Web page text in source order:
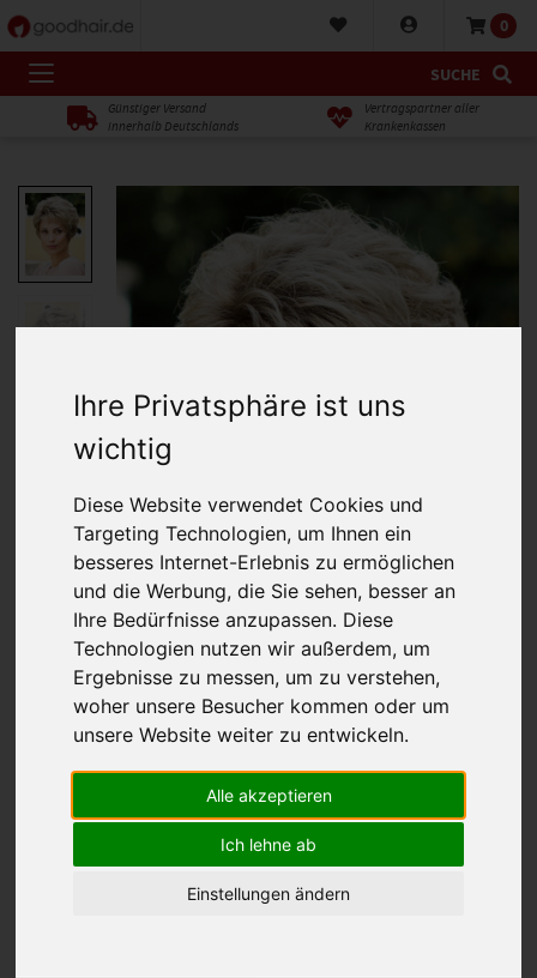
Ihre Privatsphäre ist uns
wichtig
Diese Website verwendet Cookies und
Targeting Technologien, um Ihnen ein
besseres Internet-Erlebnis zu ermöglichen
und die Werbung, die Sie sehen, besser an
Ihre Bedürfnisse anzupassen. Diese
Technologien nutzen wir außerdem, um
Ergebnisse zu messen, um zu verstehen,
woher unsere Besucher kommen oder um
unsere Website weiter zu entwickeln.
Alle akzeptieren
Ich lehne ab
Einstellungen ändern
0
SUCHE
Günstiger Versand
innerhalb Deutschlands
Vertragspartner aller
Krankenkassen
Gisela Mayer Smart Lace Perücke